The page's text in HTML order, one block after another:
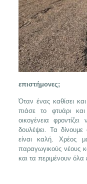
επιστήμονες;
Όταν ένας καθίσει
πιάσε το φτυάρι
οικογένεια
δουλέψει. Τα
είναι καλή. Χρέος
παραγωγικούς νέους
και τα περιμένουν όλα